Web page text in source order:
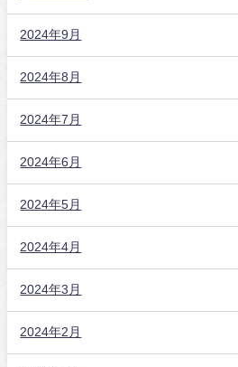
2024年9月
2024年8月
2024年7月
2024年6月
2024年5月
2024年4月
2024年3月
2024年2月